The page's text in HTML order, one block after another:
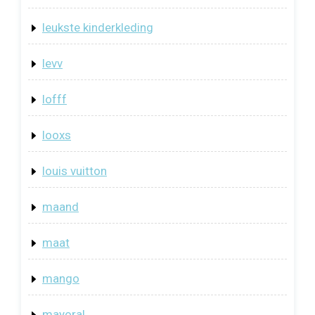
leukste kinderkleding
levv
lofff
looxs
louis vuitton
maand
maat
mango